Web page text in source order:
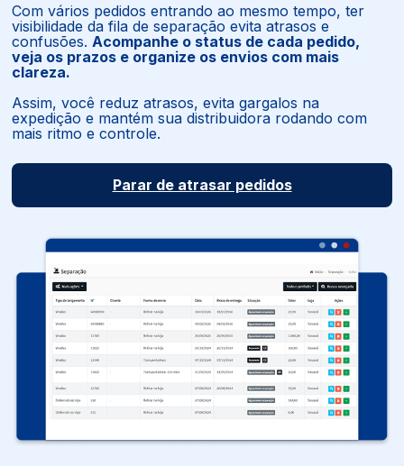
Com vários pedidos entrando ao mesmo tempo, ter
visibilidade da fila de separação evita atrasos e
confusões. Acompanhe o status de cada pedido,
veja os prazos e organize os envios com mais
clareza.
Assim, você reduz atrasos, evita gargalos na
expedição e mantém sua distribuidora rodando com
mais ritmo e controle.
Parar de atrasar pedidos